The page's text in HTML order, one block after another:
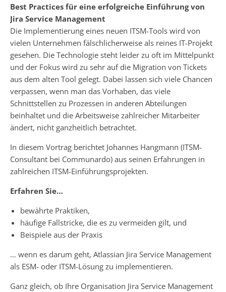
Best Practices für eine erfolgreiche Einführung von
Jira Service Management
Die Implementierung eines neuen ITSM-Tools wird von
vielen Unternehmen fälschlicherweise als reines IT-Projekt
gesehen. Die Technologie steht leider zu oft im Mittelpunkt
und der Fokus wird zu sehr auf die Migration von Tickets
aus dem alten Tool gelegt. Dabei lassen sich viele Chancen
verpassen, wenn man das Vorhaben, das viele
Schnittstellen zu Prozessen in anderen Abteilungen
beinhaltet und die Arbeitsweise zahlreicher Mitarbeiter
ändert, nicht ganzheitlich betrachtet.
In diesem Vortrag berichtet Johannes Hangmann (ITSM-
Consultant bei Communardo) aus seinen Erfahrungen in
zahlreichen ITSM-Einführungsprojekten.
Erfahren Sie…
bewährte Praktiken,
häufige Fallstricke, die es zu vermeiden gilt, und
Beispiele aus der Praxis
… wenn es darum geht, Atlassian Jira Service Management
als ESM- oder ITSM-Lösung zu implementieren.
Ganz gleich, ob Ihre Organisation Jira Service Management